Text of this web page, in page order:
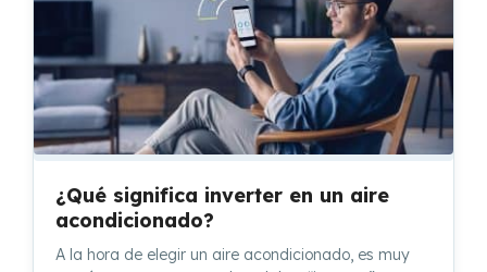
¿Qué significa inverter en un aire
acondicionado?
A la hora de elegir un aire acondicionado, es muy